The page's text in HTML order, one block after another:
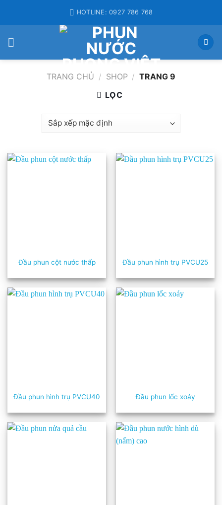
HOTLINE: 0927 786 768
TRANG CHỦ / SHOP / TRANG 9
LỌC
Đầu phun cột nước thấp Đầu phun hình trụ PVCU25
Đầu phun hình trụ PVCU40 Đầu phun lốc xoáy